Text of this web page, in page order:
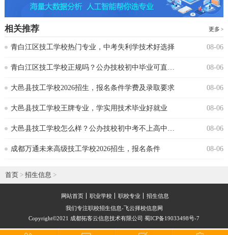
相关推荐 更多
青白江区技工学校热门专业，中考失利学技术好选择 08-06
青白江区技工学校正规吗？公办技校初中毕业可直接报读 08-06
大邑县技工学校2026招生，报名条件学费及录取要求 08-06
大邑县技工学校王牌专业，学实用技术毕业好就业 08-06
大邑县技工学校怎么样？公办技校初中考不上高中可报 08-06
成都万通未来高级技工学校2026招生，报名条件 08-06
首页 > 招生信息 >
网站首页 职业学校 职校专业
招生信息
我们专注职校招生信息-飞云择校信息网
Copyright©2021 成都拓客云信息技术有限公司 蜀ICP备19033498号-7